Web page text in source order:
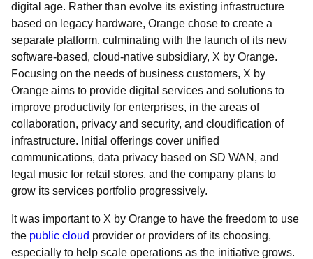
digital age. Rather than evolve its existing infrastructure
based on legacy hardware, Orange chose to create a
separate platform, culminating with the launch of its new
software-based, cloud-native subsidiary, X by Orange.
Focusing on the needs of business customers, X by
Orange aims to provide digital services and solutions to
improve productivity for enterprises, in the areas of
collaboration, privacy and security, and cloudification of
infrastructure. Initial offerings cover unified
communications, data privacy based on SD WAN, and
legal music for retail stores, and the company plans to
grow its services portfolio progressively.
It was important to X by Orange to have the freedom to use
the public cloud provider or providers of its choosing,
especially to help scale operations as the initiative grows.